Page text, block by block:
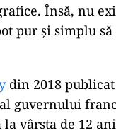
Însă, nu
pur și simplu să
din 2018
guvernului
vârsta de 12